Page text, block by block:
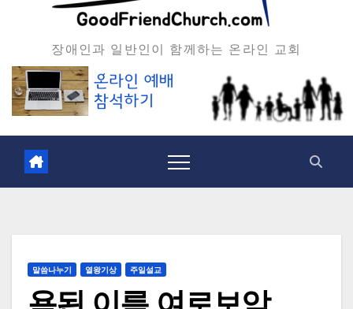
장애인과 일반인이 함께하는 온라인 교회
말씀나누기 열왕기상 주일설교